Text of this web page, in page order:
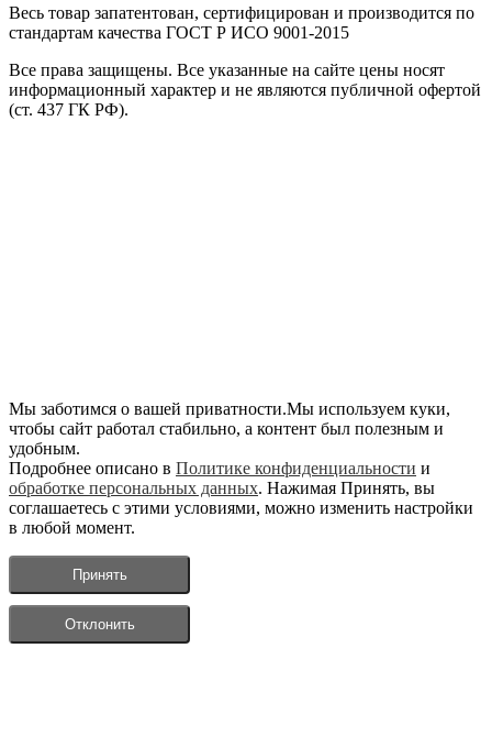
Весь товар запатентован, сертифицирован и производится по
стандартам качества ГОСТ Р ИСО 9001-2015
Все права защищены. Все указанные на сайте цены носят
информационный характер и не являются публичной офертой
(ст. 437 ГК РФ).
Мы заботимся о вашей приватности.Мы используем куки,
чтобы сайт работал стабильно, а контент был полезным и
удобным.
Подробнее описано в Политике конфиденциальности и
обработке персональных данных. Нажимая Принять, вы
соглашаетесь с этими условиями, можно изменить настройки
в любой момент.
Принять
Отклонить